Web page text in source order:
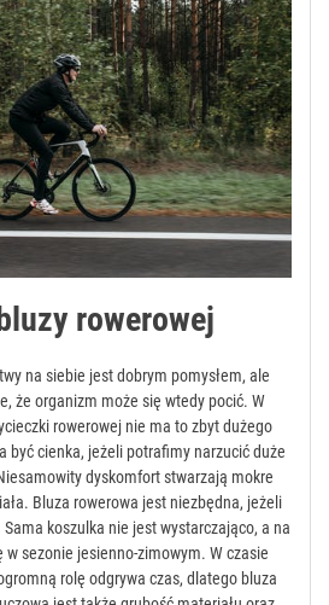
rowerowej
na siebie jest dobrym pomysłem, ale
że organizm może się wtedy pocić. W
rowerowej nie ma to zbyt dużego
być cienka, jeżeli potrafimy narzucić duże
dyskomfort stwarzają mokre
Bluza rowerowa jest niezbędna, jeżeli
koszulka nie jest wystarczająco, a na
w sezonie jesienno-zimowym. W czasie
rolę odgrywa czas, dlatego bluza